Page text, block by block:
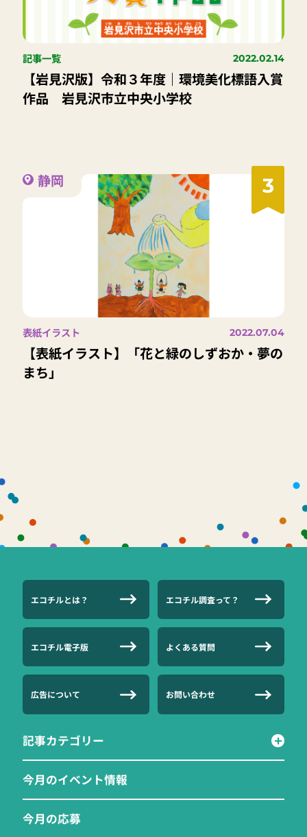
記事一覧 2022.02.14
【岩見沢版】令和３年度｜環境美化標語入賞
作品 岩見沢市立中央小学校
3
静岡
表紙イラスト 2022.07.04
【表紙イラスト】「花と緑のしずおか・夢の
まち」
エコチルとは？ エコチル調査って？
エコチル電子版 よくある質問
広告について お問い合わせ
記事カテゴリー
今月のイベント情報
今月の応募